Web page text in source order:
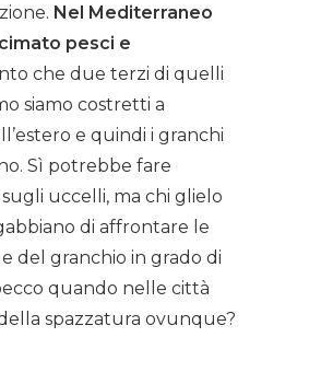
Nel Mediterraneo
pesci e
che due terzi di quelli
siamo costretti a
e quindi i granchi
Sì potrebbe fare
uccelli, ma chi glielo
di affrontare le
del granchio in grado di
quando nelle città
spazzatura ovunque?
Home
About AL
Podcast